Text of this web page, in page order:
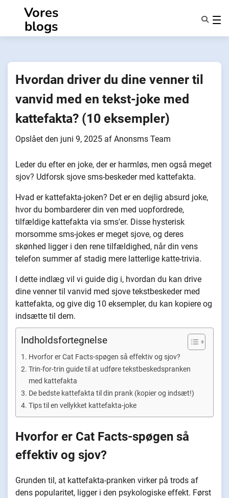
indhold
Vores
blogs
Om Os
Hvordan driver du dine venner til
vanvid med en tekst-joke med
kattefakta? (10 eksempler)
Opslået den juni 9, 2025 af Anonsms Team
Leder du efter en joke, der er harmløs, men også meget
sjov? Udforsk sjove sms-beskeder med kattefakta.
Hvad er kattefakta-joken? Det er en dejlig absurd joke,
hvor du bombarderer din ven med uopfordrede,
tilfældige kattefakta via sms'er. Disse hysterisk
morsomme sms-jokes er meget sjove, og deres
skønhed ligger i den rene tilfældighed, når din vens
telefon summer af stadig mere latterlige katte-trivia.
I dette indlæg vil vi guide dig i, hvordan du kan drive
dine venner til vanvid med sjove tekstbeskeder med
kattefakta, og give dig 10 eksempler, du kan kopiere og
indsætte til dem.
Indholdsfortegnelse
Hvorfor er Cat Facts-spøgen så effektiv og sjov?
Trin-for-trin guide til at udføre tekstbeskedspranken
med kattefakta
De bedste kattefakta til din prank (kopier og indsæt!)
Tips til en vellykket kattefakta-joke
Hvorfor er Cat Facts-spøgen så
effektiv og sjov?
Grunden til, at kattefakta-pranken virker på trods af
dens popularitet, ligger i den psykologiske effekt. Først